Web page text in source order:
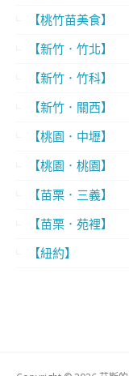
【桃竹苗美食】
【新竹．竹北】
【新竹．竹科】
【新竹．關西】
【桃園．中壢】
【桃園．桃園】
【苗栗．三義】
【苗栗．苑裡】
【紐約】